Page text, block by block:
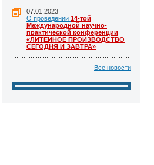
07.01.2023
О проведении 14-той
Международной научно-
практической конференции
«ЛИТЕЙНОЕ ПРОИЗВОДСТВО
СЕГОДНЯ И ЗАВТРА»
Все новости